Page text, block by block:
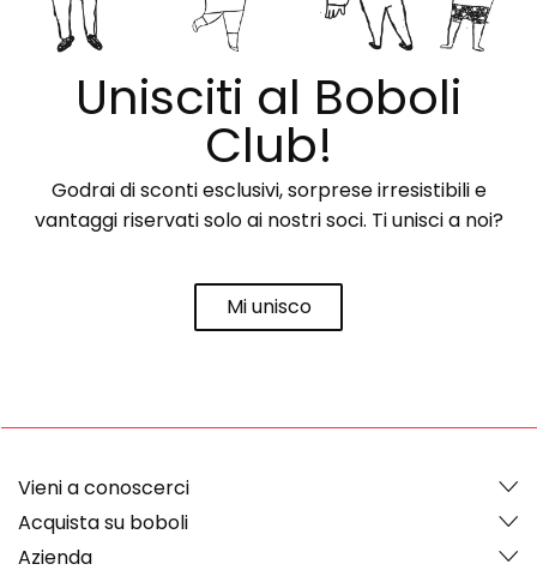
Unisciti al Boboli
Club!
Godrai di sconti esclusivi, sorprese irresistibili e
vantaggi riservati solo ai nostri soci. Ti unisci a noi?
Mi unisco
Vieni a conoscerci
Acquista su boboli
Azienda